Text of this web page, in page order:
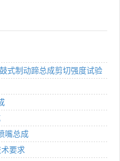
式制动蹄总成剪切强度试验
嘴总成
要求